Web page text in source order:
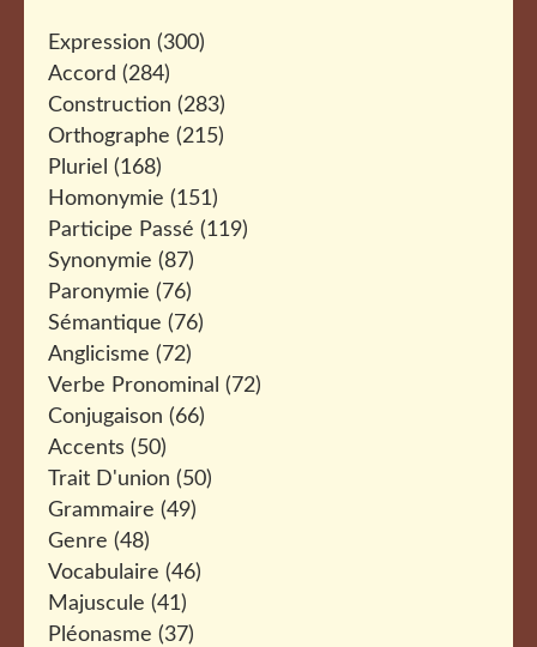
Expression (300)
Accord (284)
Construction (283)
Orthographe (215)
Pluriel (168)
Homonymie (151)
Participe Passé (119)
Synonymie (87)
Paronymie (76)
Sémantique (76)
Anglicisme (72)
Verbe Pronominal (72)
Conjugaison (66)
Accents (50)
Trait D'union (50)
Grammaire (49)
Genre (48)
Vocabulaire (46)
Majuscule (41)
Pléonasme (37)